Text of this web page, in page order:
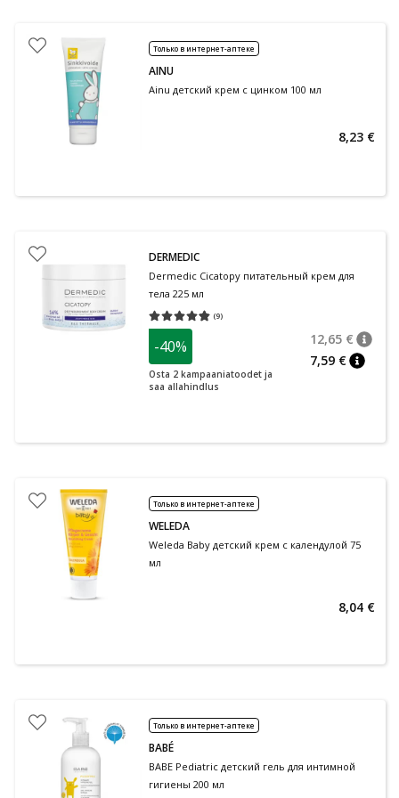
Только в интернет-аптеке
AINU
Ainu детский крем с цинком 100 мл
8,23 €
DERMEDIC
Dermedic Cicatopy питательный крем для
тела 225 мл
(9)
Средняя оценка 4.78
-40%
Osta 2 kampaaniatoodet ja
saa allahindlus
12,65 €
7,59 €
Только в интернет-аптеке
WELEDA
Weleda Baby детский крем с календулой 75
мл
8,04 €
Только в интернет-аптеке
BABÉ
BABE Pediatric детский гель для интимной
гигиены 200 мл